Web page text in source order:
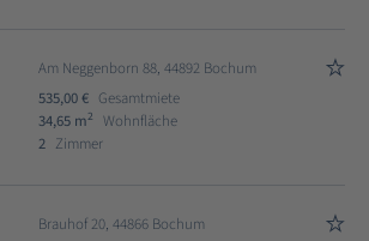
Am Neggenborn 88, 44892 Bochum
535,00 € Gesamtmiete
34,65 m2
Wohnfläche
2 Zimmer
Brauhof 20, 44866 Bochum